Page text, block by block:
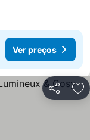
Ver preços
Partilhar